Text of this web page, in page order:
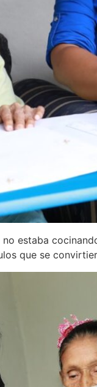
estaba
que se